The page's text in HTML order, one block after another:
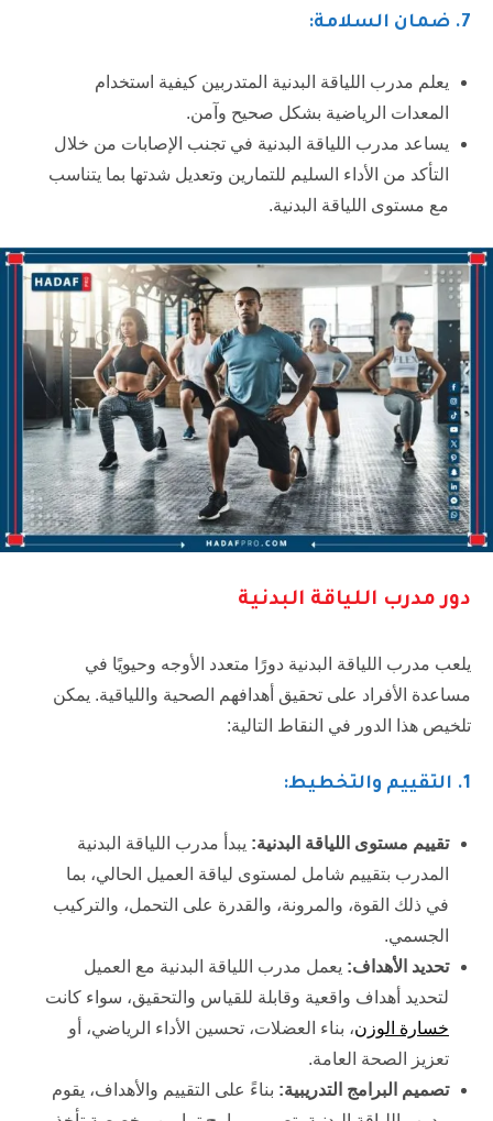
7. ضمان السلامة:
يعلم مدرب اللياقة البدنية المتدربين كيفية استخدام
المعدات الرياضية بشكل صحيح وآمن.
يساعد مدرب اللياقة البدنية في تجنب الإصابات من خلال
التأكد من الأداء السليم للتمارين وتعديل شدتها بما يتناسب
مع مستوى اللياقة البدنية.
دور مدرب اللياقة البدنية
يلعب مدرب اللياقة البدنية دورًا متعدد الأوجه وحيويًا في
مساعدة الأفراد على تحقيق أهدافهم الصحية واللياقية. يمكن
تلخيص هذا الدور في النقاط التالية:
1. التقييم والتخطيط:
تقييم مستوى اللياقة البدنية: يبدأ مدرب اللياقة البدنية
المدرب بتقييم شامل لمستوى لياقة العميل الحالي، بما
في ذلك القوة، والمرونة، والقدرة على التحمل، والتركيب
الجسمي.
تحديد الأهداف: يعمل مدرب اللياقة البدنية مع العميل
لتحديد أهداف واقعية وقابلة للقياس والتحقيق، سواء كانت
خسارة الوزن، بناء العضلات، تحسين الأداء الرياضي، أو
تعزيز الصحة العامة.
تصميم البرامج التدريبية: بناءً على التقييم والأهداف، يقوم